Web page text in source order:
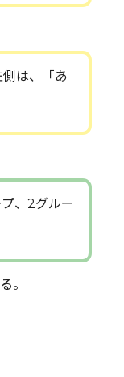
は、「あ
、2グルー
。